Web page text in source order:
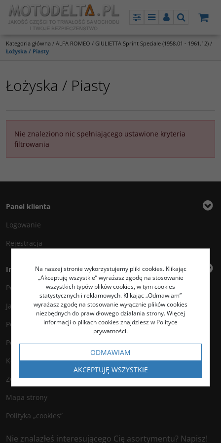
PanelMenuPanelSzukaj
Kategoria główna / ALFA ROMEO / GIULIETTA Sprint Speciale (1958.01 - 1961.12) /
Łożyska / Piasty
Łożyska / Piasty
Nie znaleziono nic spełniającego ustawione kryteria
filtrowania
Panel klienta
Logowanie
Rejestracja
Informacje
Polityka prywatności
Jak kupować?
Polityka legalności
Polityka antyspamowa
Kontakt
Zwroty
Mapa strony
Polityka „cookies”
Nie znalazłeś interesującego Cię asortymentu? Napisz!
Na naszej stronie wykorzystujemy pliki cookies. Klikając
„Akceptuję wszystkie” wyrażasz zgodę na stosowanie
wszystkich typów plików cookies, w tym cookies
statystycznych i reklamowych. Klikając „Odmawiam”
wyrażasz zgodę na stosowanie wyłącznie plików cookies
niezbędnych do prawidłowego działania strony. Więcej
informacji o plikach cookies znajdziesz w Polityce
prywatności.
ODMAWIAM
AKCEPTUJĘ WSZYSTKIE